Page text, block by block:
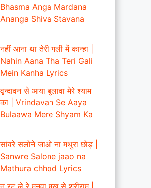
Bhasma Anga Mardana
Ananga Shiva Stavana
नहीं आना था तेरी गली में कान्हा |
Nahin Aana Tha Teri Gali
Mein Kanha Lyrics
वृन्दावन से आया बुलावा मेरे श्याम
का | Vrindavan Se Aaya
Bulaawa Mere Shyam Ka
सांवरे सलोने जाओ ना मथुरा छोड़ |
Sanwre Salone jaao na
Mathura chhod Lyrics